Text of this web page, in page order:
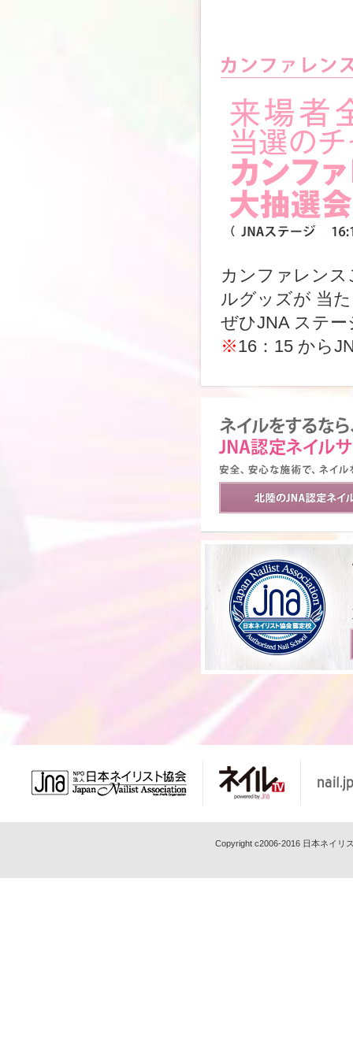
カンファレンス
ルグッズが 当
ぜひJNA ステ
※16：15 から
Copyright c2006-2016 日本ネイリ